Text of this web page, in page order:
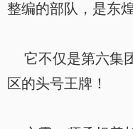
整编的部队，是东
它不仅是第六集
区的头号王牌！